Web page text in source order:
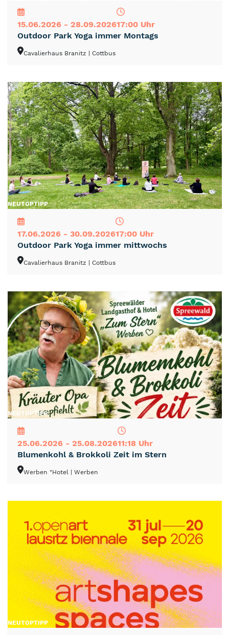
15.06.2026 - 28.09.202617:00 Uhr
Outdoor Park Yoga immer Montags
Cavalierhaus Branitz | Cottbus
NEUTOPTIPP
17.06.2026 - 30.09.202617:00 Uhr
Outdoor Park Yoga immer mittwochs
Cavalierhaus Branitz | Cottbus
NEUTOPTIPP
25.06.2026 - 25.08.202611:18 Uhr
Blumenkohl & Brokkoli Zeit im Stern
Werben "Hotel | Werben
NEUTOPTIPP